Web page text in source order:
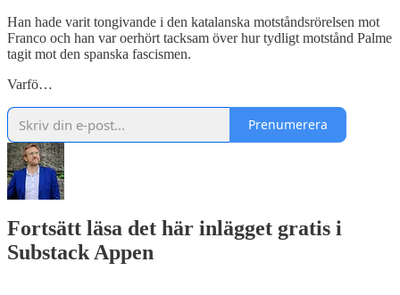
Han hade varit tongivande i den katalanska motståndsrörelsen mot
Franco och han var oerhört tacksam över hur tydligt motstånd Palme
tagit mot den spanska fascismen.
Varfö…
Prenumerera
Fortsätt läsa det här inlägget gratis i
Substack Appen